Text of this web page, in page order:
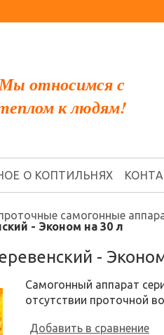
относимся с
к людям!
О КОПТИЛЬНЯХ
самогонные
- Эконом на 30 л
-
Самогонный аппарат
отсутствии проточной
Добавить в сравнение